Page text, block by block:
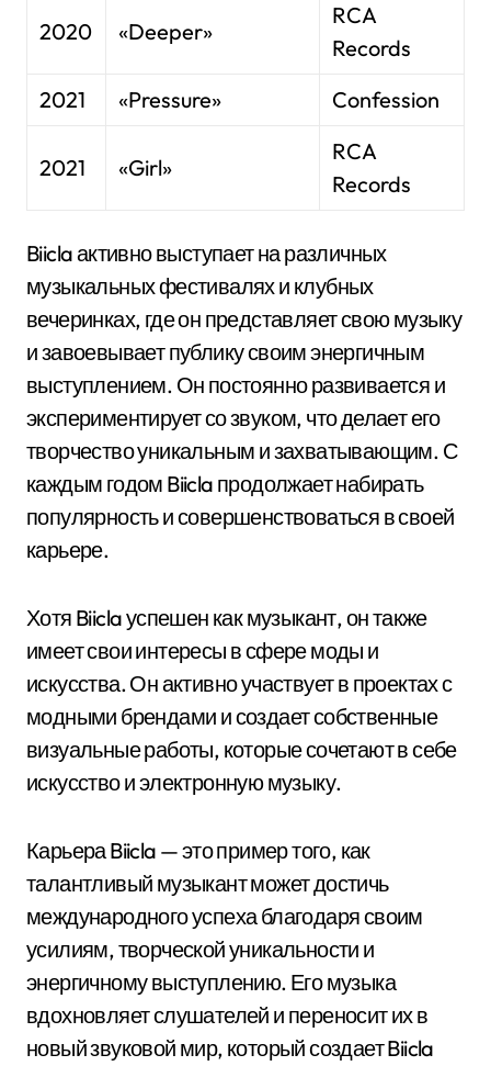
2020 «Deeper»
RCA
Records
2021
«Pressure» Confession
2021 «Girl»
RCA
Records
Biicla активно выступает на различных
музыкальных фестивалях и клубных
вечеринках, где он представляет свою музыку
и завоевывает публику своим энергичным
выступлением. Он постоянно развивается и
экспериментирует со звуком, что делает его
творчество уникальным и захватывающим. С
каждым годом Biicla продолжает набирать
популярность и совершенствоваться в своей
карьере.
Хотя Biicla успешен как музыкант, он также
имеет свои интересы в сфере моды и
искусства. Он активно участвует в проектах с
модными брендами и создает собственные
визуальные работы, которые сочетают в себе
искусство и электронную музыку.
Карьера Biicla — это пример того, как
талантливый музыкант может достичь
международного успеха благодаря своим
усилиям, творческой уникальности и
энергичному выступлению. Его музыка
вдохновляет слушателей и переносит их в
новый звуковой мир, который создает Biicla